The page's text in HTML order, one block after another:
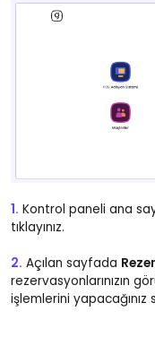
1. Kontrol paneli ana
tıklayınız.
2. Açılan sayfada
rezervasyonlarınızın
işlemlerini